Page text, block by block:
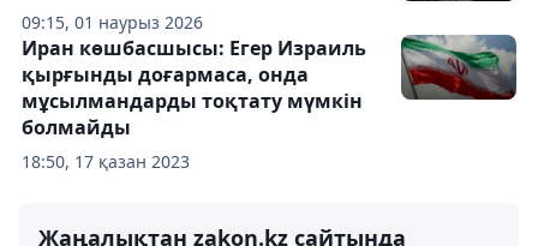
09:15, 01 наурыз 2026
18:50, 17 қазан 2023
Иран көшбасшысы: Егер Израиль
қырғынды доғармаса, онда
мұсылмандарды тоқтату мүмкін
болмайды
Жаңалықтан zakon.kz сайтында